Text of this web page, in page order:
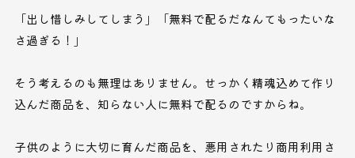
「出し惜しみしてしまう」「無料で配るだなんてもったいな
さ過ぎる！」
そう考えるのも無理はありません。せっかく精魂込めて作り
込んだ商品を、知らない人に無料で配るのですからね。
子供のように大切に育んだ商品を、悪用されたり商用利用さ